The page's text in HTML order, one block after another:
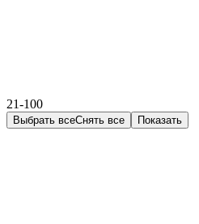
21-100
Выбрать всеСнять все Показать